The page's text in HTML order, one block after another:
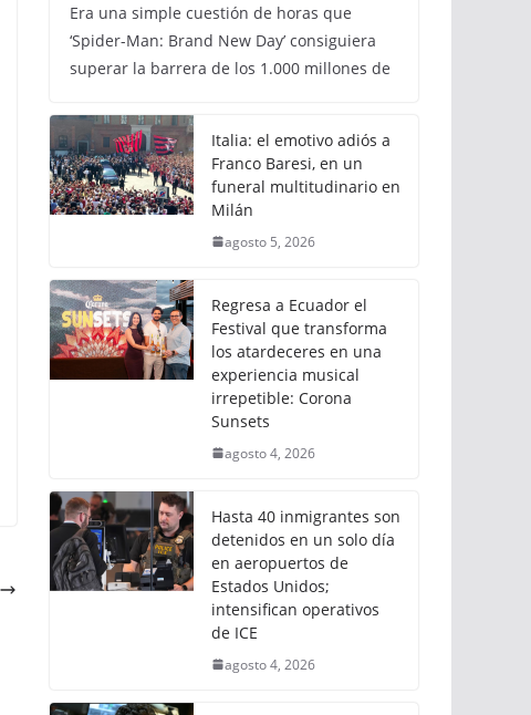
Era una simple cuestión de horas que
‘Spider-Man: Brand New Day’ consiguiera
superar la barrera de los 1.000 millones de
Italia: el emotivo adiós a
Franco Baresi, en un
funeral multitudinario en
Milán
agosto 5, 2026
Regresa a Ecuador el
Festival que transforma
los atardeceres en una
experiencia musical
irrepetible: Corona
Sunsets
agosto 4, 2026
Hasta 40 inmigrantes son
detenidos en un solo día
en aeropuertos de
Estados Unidos;
intensifican operativos
de ICE
agosto 4, 2026